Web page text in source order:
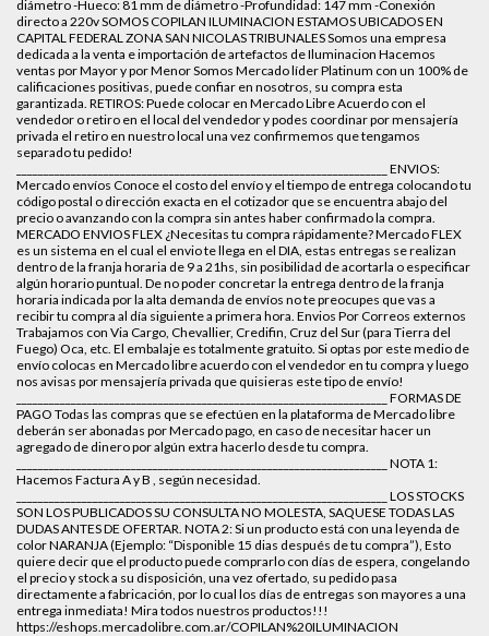
diámetro -Hueco: 81 mm de diámetro -Profundidad: 147 mm -Conexión
directo a 220v SOMOS COPILAN ILUMINACION ESTAMOS UBICADOS EN
CAPITAL FEDERAL ZONA SAN NICOLAS TRIBUNALES Somos una empresa
dedicada a la venta e importación de artefactos de Iluminacion Hacemos
ventas por Mayor y por Menor Somos Mercado líder Platinum con un 100% de
calificaciones positivas, puede confiar en nosotros, su compra esta
garantizada. RETIROS: Puede colocar en Mercado Libre Acuerdo con el
vendedor o retiro en el local del vendedor y podes coordinar por mensajería
privada el retiro en nuestro local una vez confirmemos que tengamos
separado tu pedido!
____________________________________________________________________ ENVIOS:
Mercado envíos Conoce el costo del envío y el tiempo de entrega colocando tu
código postal o dirección exacta en el cotizador que se encuentra abajo del
precio o avanzando con la compra sin antes haber confirmado la compra.
MERCADO ENVIOS FLEX ¿Necesitas tu compra rápidamente? Mercado FLEX
es un sistema en el cual el envio te llega en el DIA, estas entregas se realizan
dentro de la franja horaria de 9 a 21hs, sin posibilidad de acortarla o especificar
algún horario puntual. De no poder concretar la entrega dentro de la franja
horaria indicada por la alta demanda de envíos no te preocupes que vas a
recibir tu compra al día siguiente a primera hora. Envios Por Correos externos
Trabajamos con Via Cargo, Chevallier, Credifin, Cruz del Sur (para Tierra del
Fuego) Oca, etc. El embalaje es totalmente gratuito. Si optas por este medio de
envío colocas en Mercado libre acuerdo con el vendedor en tu compra y luego
nos avisas por mensajería privada que quisieras este tipo de envío!
____________________________________________________________________ FORMAS DE
PAGO Todas las compras que se efectúen en la plataforma de Mercado libre
deberán ser abonadas por Mercado pago, en caso de necesitar hacer un
agregado de dinero por algún extra hacerlo desde tu compra.
____________________________________________________________________ NOTA 1:
Hacemos Factura A y B , según necesidad.
____________________________________________________________________ LOS STOCKS
SON LOS PUBLICADOS SU CONSULTA NO MOLESTA, SAQUESE TODAS LAS
DUDAS ANTES DE OFERTAR. NOTA 2: Si un producto está con una leyenda de
color NARANJA (Ejemplo: “Disponible 15 dias después de tu compra”), Esto
quiere decir que el producto puede comprarlo con días de espera, congelando
el precio y stock a su disposición, una vez ofertado, su pedido pasa
directamente a fabricación, por lo cual los días de entregas son mayores a una
entrega inmediata! Mira todos nuestros productos!!!
https://eshops.mercadolibre.com.ar/COPILAN%20ILUMINACION